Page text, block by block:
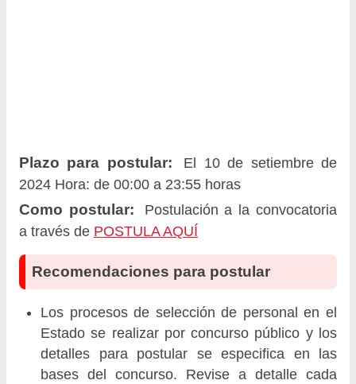
Plazo para postular:
El 10 de setiembre de
2024 Hora: de 00:00 a 23:55 horas
Como postular:
Postulación a la convocatoria
a través de POSTULA AQUÍ
Recomendaciones para postular
Los procesos de selección de personal en el
Estado se realizar por concurso público y los
detalles para postular se especifica en las
bases del concurso. Revise a detalle cada